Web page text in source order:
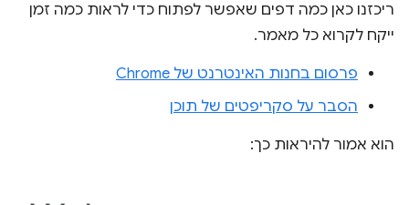
ריכזנו כאן כמה דפים שאפשר לפתוח כדי לראות כמה זמן
ייקח לקרוא כל מאמר.
פרסום בחנות האינטרנט של Chrome
הסבר על סקריפטים של תוכן
הוא אמור להיראות כך: